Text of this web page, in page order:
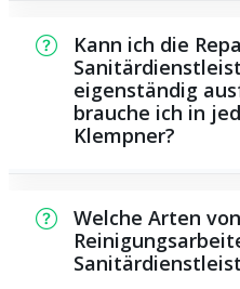
Schadensstelle
von der
und von der
Entfernung zu
Kann ich die Reparatur eines
eigenständig ausführen, oder
brauche ich in jedem Fall einen
Klempner?
Wartungsarbeiten,
können,
Welche Arten